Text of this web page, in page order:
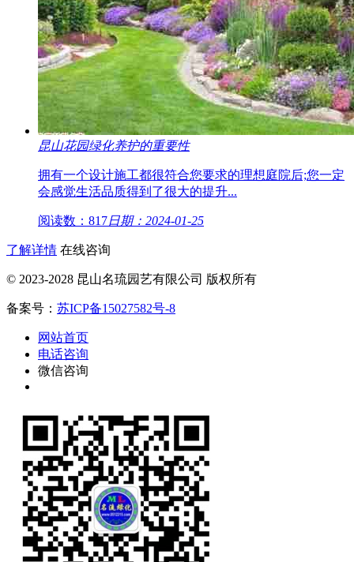
昆山花园绿化养护的重要性
拥有一个设计施工都很符合您要求的理想庭院后;您一定
会感觉生活品质得到了很大的提升...
阅读数：817日期：2024-01-25
了解详情 在线咨询
© 2023-2028 昆山名琉园艺有限公司 版权所有
备案号： 苏ICP备15027582号-8
网站首页
电话咨询
微信咨询